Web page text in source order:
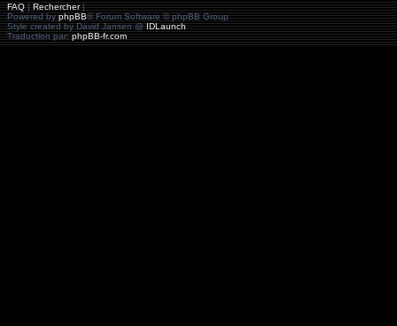
FAQ|Rechercher|
Powered byphpBB® Forum Software © phpBB Group
Style created by David Jansen @IDLaunch
Traduction par:phpBB-fr.com